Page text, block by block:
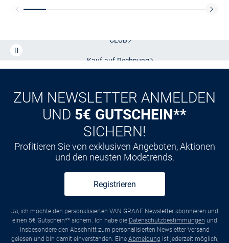
CLUB
Kauf auf Rechnung
ZUM NEWSLETTER ANMELDEN
UND 5€ GUTSCHEIN**
SICHERN!
Profitieren Sie von exklusiven Angeboten, Aktionen
und den neusten Modetrends.
Registrieren
Ja, ich möchte den personalisierten VAN GRAAF Newsletter abonnieren und
einen 5€ Gutschein** sichern. Ich habe die Datenschutzbestimmungen und
insbesondere den Abschnitt zum personalisierten Newsletter-Versand
gelesen und bin damit einverstanden. Eine Abmeldung ist jederzeit möglich,